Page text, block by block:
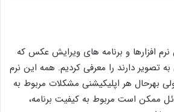
افزارها و برنامه های ویرایش عکس که
تصویر دارند را معرفی کردیم. همه این نرم
بهرحال هر اپلیکیشنی مشکلات مربوط به
ممکن است مربوط به کیفیت برنامه،